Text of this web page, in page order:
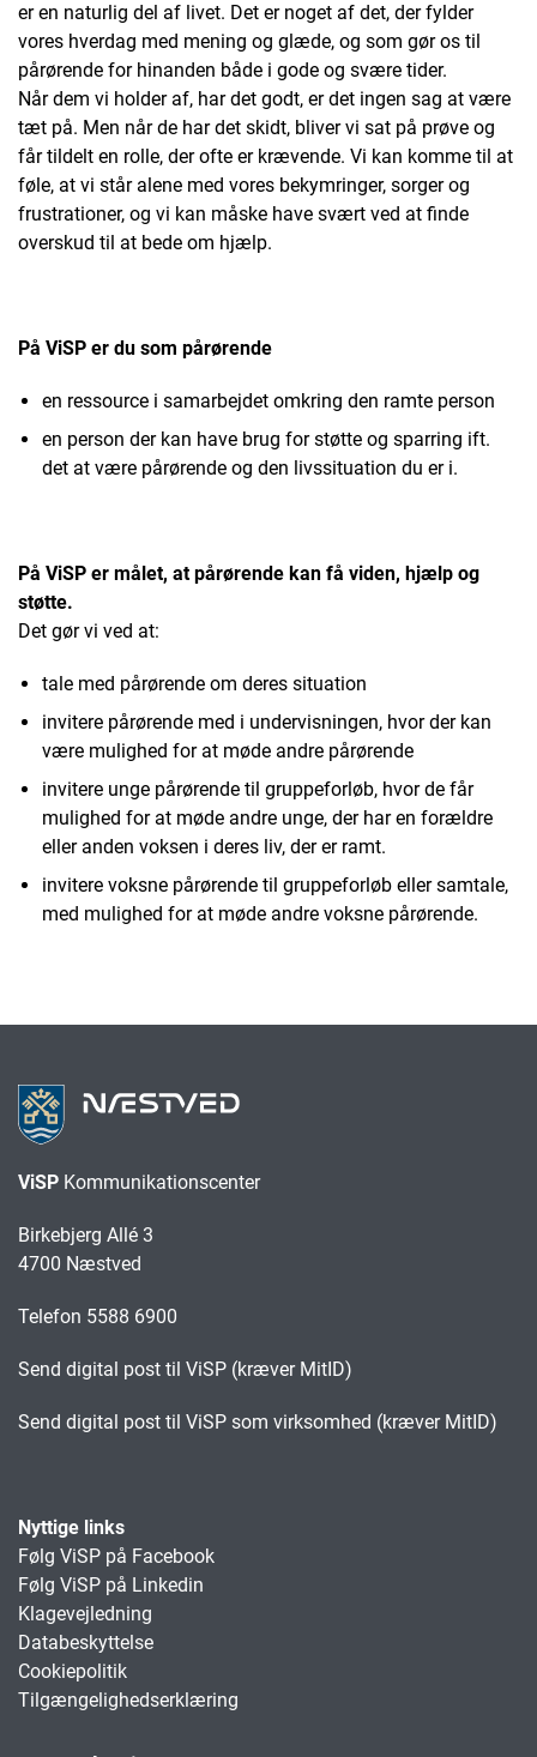
er en naturlig del af livet. Det er noget af det, der fylder
vores hverdag med mening og glæde, og som gør os til
pårørende for hinanden både i gode og svære tider.
Når dem vi holder af, har det godt, er det ingen sag at være
tæt på. Men når de har det skidt, bliver vi sat på prøve og
får tildelt en rolle, der ofte er krævende. Vi kan komme til at
føle, at vi står alene med vores bekymringer, sorger og
frustrationer, og vi kan måske have svært ved at finde
overskud til at bede om hjælp.
På ViSP er du som pårørende
en ressource i samarbejdet omkring den ramte person
en person der kan have brug for støtte og sparring ift.
det at være pårørende og den livssituation du er i.
På ViSP er målet, at pårørende kan få viden, hjælp og
støtte.
Det gør vi ved at:
tale med pårørende om deres situation
invitere pårørende med i undervisningen, hvor der kan
være mulighed for at møde andre pårørende
invitere unge pårørende til gruppeforløb, hvor de får
mulighed for at møde andre unge, der har en forældre
eller anden voksen i deres liv, der er ramt.
invitere voksne pårørende til gruppeforløb eller samtale,
med mulighed for at møde andre voksne pårørende.
ViSP Kommunikationscenter
Birkebjerg Allé 3
4700 Næstved
Telefon 5588 6900
Send digital post til ViSP (kræver MitID)
Send digital post til ViSP som virksomhed (kræver MitID)
Nyttige links
Følg ViSP på Facebook
Følg ViSP på Linkedin
Klagevejledning
Databeskyttelse
Cookiepolitik
Tilgængelighedserklæring